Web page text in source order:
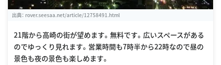
出典： rover.seesaa.net/article/12758491.html
21階から高崎の街が望めます。無料です。広いスペースがある
のでゆっくり見れます。営業時間も7時半から22時なので昼の
景色も夜の景色も楽しめます。